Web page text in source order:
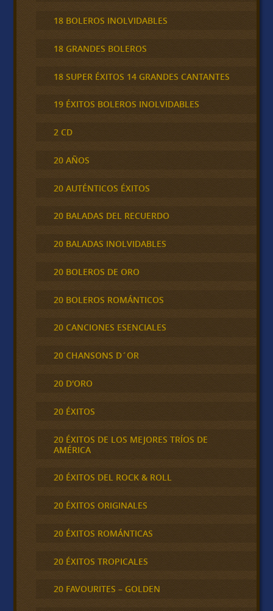
18 BOLEROS INOLVIDABLES
18 GRANDES BOLEROS
18 SUPER ÉXITOS 14 GRANDES CANTANTES
19 ÉXITOS BOLEROS INOLVIDABLES
2 CD
20 AÑOS
20 AUTÉNTICOS ÉXITOS
20 BALADAS DEL RECUERDO
20 BALADAS INOLVIDABLES
20 BOLEROS DE ORO
20 BOLEROS ROMÁNTICOS
20 CANCIONES ESENCIALES
20 CHANSONS D´OR
20 D'ORO
20 ÉXITOS
20 ÉXITOS DE LOS MEJORES TRÍOS DE
AMÉRICA
20 ÉXITOS DEL ROCK & ROLL
20 ÉXITOS ORIGINALES
20 ÉXITOS ROMÁNTICAS
20 ÉXITOS TROPICALES
20 FAVOURITES – GOLDEN